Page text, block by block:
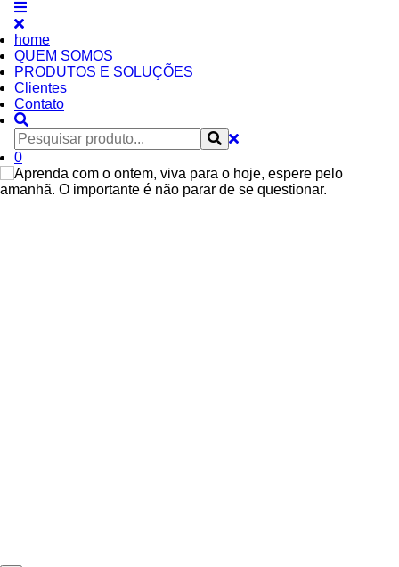
home
QUEM SOMOS
PRODUTOS E SOLUÇÕES
Clientes
Contato
0